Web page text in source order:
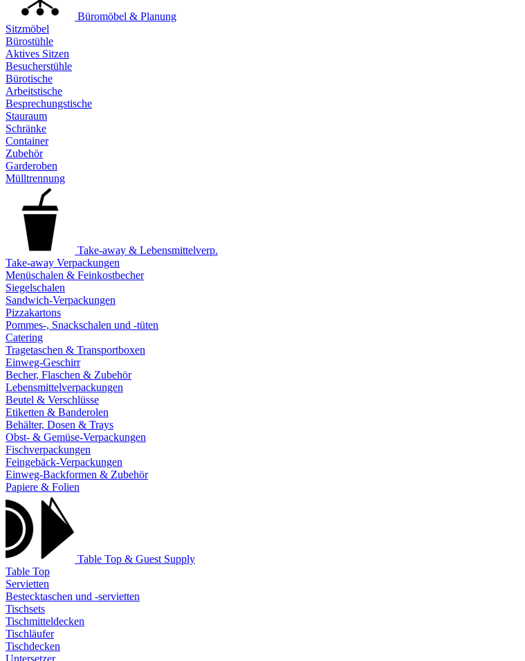
Büromöbel & Planung
Sitzmöbel
Bürostühle
Aktives Sitzen
Besucherstühle
Bürotische
Arbeitstische
Besprechungstische
Stauraum
Schränke
Container
Zubehör
Garderoben
Mülltrennung
Take-away & Lebensmittelverp.
Take-away Verpackungen
Menüschalen & Feinkostbecher
Siegelschalen
Sandwich-Verpackungen
Pizzakartons
Pommes-, Snackschalen und -tüten
Catering
Tragetaschen & Transportboxen
Einweg-Geschirr
Becher, Flaschen & Zubehör
Lebensmittelverpackungen
Beutel & Verschlüsse
Etiketten & Banderolen
Behälter, Dosen & Trays
Obst- & Gemüse-Verpackungen
Fischverpackungen
Feingebäck-Verpackungen
Einweg-Backformen & Zubehör
Papiere & Folien
Table Top & Guest Supply
Table Top
Servietten
Bestecktaschen und -servietten
Tischsets
Tischmitteldecken
Tischläufer
Tischdecken